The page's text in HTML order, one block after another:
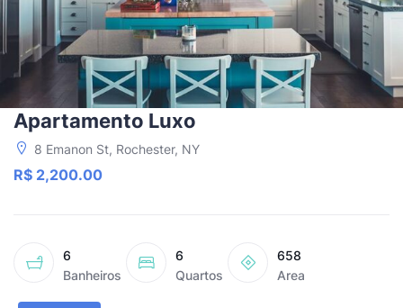
Apartamento Luxo
8 Emanon St, Rochester, NY
R$ 2,200.00
6
Banheiros
6
Quartos
658
Area